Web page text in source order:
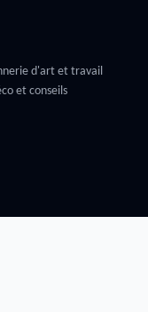
d'art et travail
et conseils